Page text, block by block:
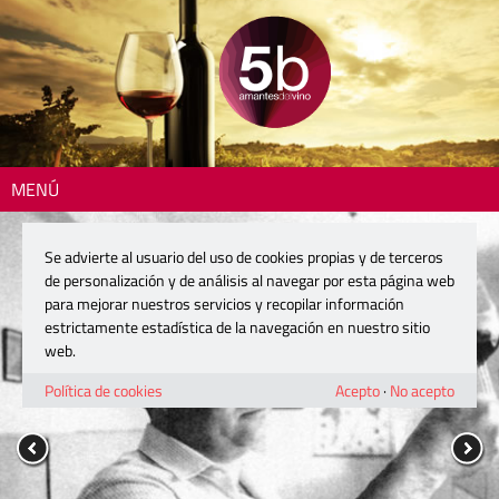
MENÚ
Se advierte al usuario del uso de cookies propias y de terceros
de personalización y de análisis al navegar por esta página web
para mejorar nuestros servicios y recopilar información
estrictamente estadística de la navegación en nuestro sitio
web.
Política de cookies
Acepto· No acepto